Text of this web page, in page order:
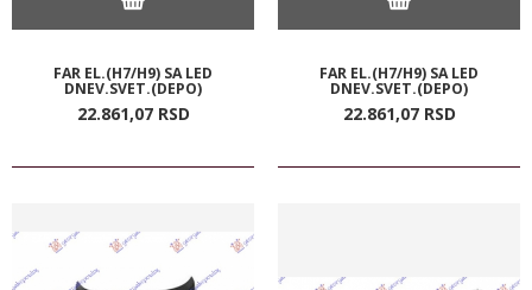
FAR EL.(H7/H9) SA LED
DNEV.SVET.(DEPO)
22.861,07 RSD
FAR EL.(H7/H9) SA LED
DNEV.SVET.(DEPO)
22.861,07 RSD